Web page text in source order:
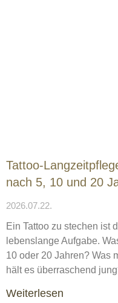
Tattoo-
nach 5, 10 und 20
2026.07.22.
Ein Tattoo zu stechen ist
lebenslange Aufgabe.
10 oder 20 Jahren? Was
hält es überraschend
Weiterlesen